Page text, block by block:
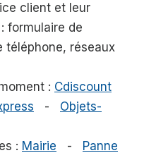
client et leur
formulaire de
téléphone, réseaux
: Cdiscount
- Objets-
: Mairie - Panne